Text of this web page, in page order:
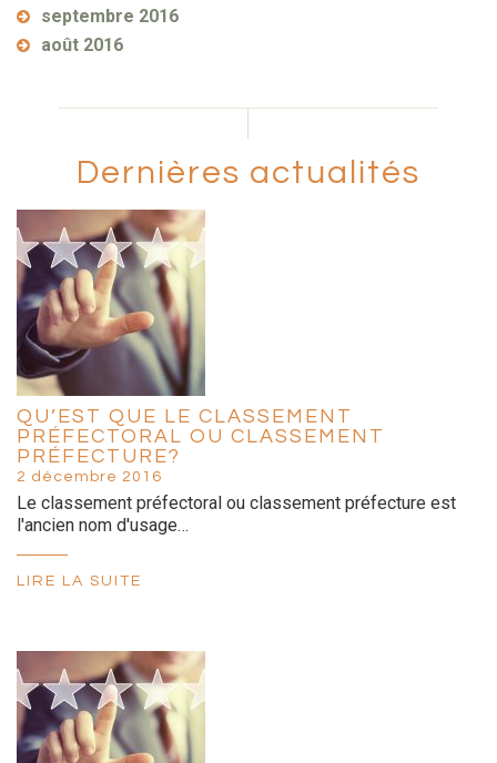
septembre 2016
août 2016
Dernières actualités
QU’EST QUE LE CLASSEMENT
PRÉFECTORAL OU CLASSEMENT
PRÉFECTURE?
2 décembre 2016
Le classement préfectoral ou classement préfecture est
l'ancien nom d'usage…
LIRE LA SUITE